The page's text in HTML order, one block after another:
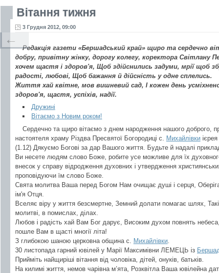
Вітання тижня
3 Грудня 2012, 09:00
Редакція газети «Бершадський край» щиро та сердечно
добру, привітну жінку, дорогу колегу, коректора Світлану
хочем щастя і здоров'я, Щоб здійснились задуми, мрії щоб
радості, любові, Щоб бажання й дійсність у одне сплелись.
Життя хай квітне, мов вишневий сад, І кожен день
здоров'я, щастя, успіхів, надії.
Дружині
Вітаємо з Новим роком!
Сердечно та щиро вітаємо з днем народження нашого доброго,
настоятеля храму Різдва Пресвятої Богородиці с. Михайлівки
(1.12) Дякуємо Богові за дар Вашого життя. Будьте й надалі
Ви несете людям слово Боже, робите усе можливе для їх
внесок у справу відродження духовних і утвердження
проповідуючи їм слово Боже.
Свята молитва Ваша перед Богом Нам очищає душі і серця,
ім'я Отця.
Вселяє віру у життя безсмертне, Земний долати помагає шлях, Такі
молитві, в помислах, ділах.
Любов і радість хай Вам Бог дарує, Високим духом повнять
пошле Вам в щасті многії літа!
З глибокою шаною церковна община с. Михайлівки
30 листопада гарний ювілей у Марії Максимівни ЛЕМЕЦЬ із
Прийміть найщиріші вітання від чоловіка, дітей, онуків, батьків.
На килимі життя, немов чарівна м’ята, Розквітла Ваша ювілейна
←